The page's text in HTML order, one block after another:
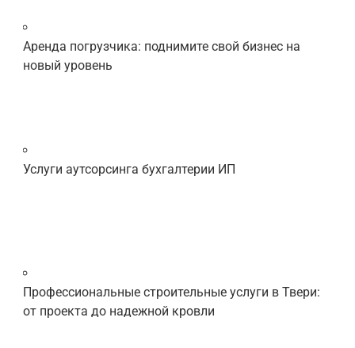
Аренда погрузчика: поднимите свой бизнес на
новый уровень
Услуги аутсорсинга бухгалтерии ИП
Профессиональные строительные услуги в Твери:
от проекта до надежной кровли